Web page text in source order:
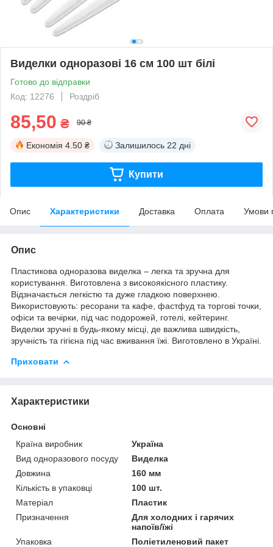
Виделки одноразові 16 см 100 шт білі
Готово до відправки
Код: 12276
Роздріб
85,50 ₴ 90 ₴
Економія 4.50 ₴ Залишилось 22 дні
Купити
Опис Характеристики Доставка Оплата Умови
Опис
Пластикова одноразова виделка – легка та зручна для
користування. Виготовлена з високоякісного пластику.
Відзначається легкістю та дуже гладкою поверхнею.
Використовують: ресорани та кафе, фастфуд та торгові точки,
офіси та вечірки, під час подорожей, готелі, кейтеринг.
Виделки зручні в будь-якому місці, де важлива швидкість,
зручність та гігієна під час вживання їжі. Виготовлено в Україні.
Приховати
Характеристики
Основні
Країна виробник
Україна
Вид одноразового посуду
Виделка
Довжина
160 мм
Кількість в упаковці
100 шт.
Матеріал
Пластик
Призначення
Для холодних і гарячих
напоїв/їжі
Упаковка
Поліетиленовий пакет